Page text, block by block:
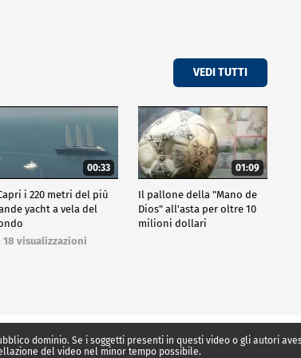
VEDI TUTTI
00:33
i 220 metri del più
yacht a vela del
18 visualizzazioni
01:09
Il pallone della "Mano de
Dios" all'asta per oltre 10
milioni dollari
dominio. Se i soggetti presenti in questi video o gli autori
del video nel minor tempo possibile.